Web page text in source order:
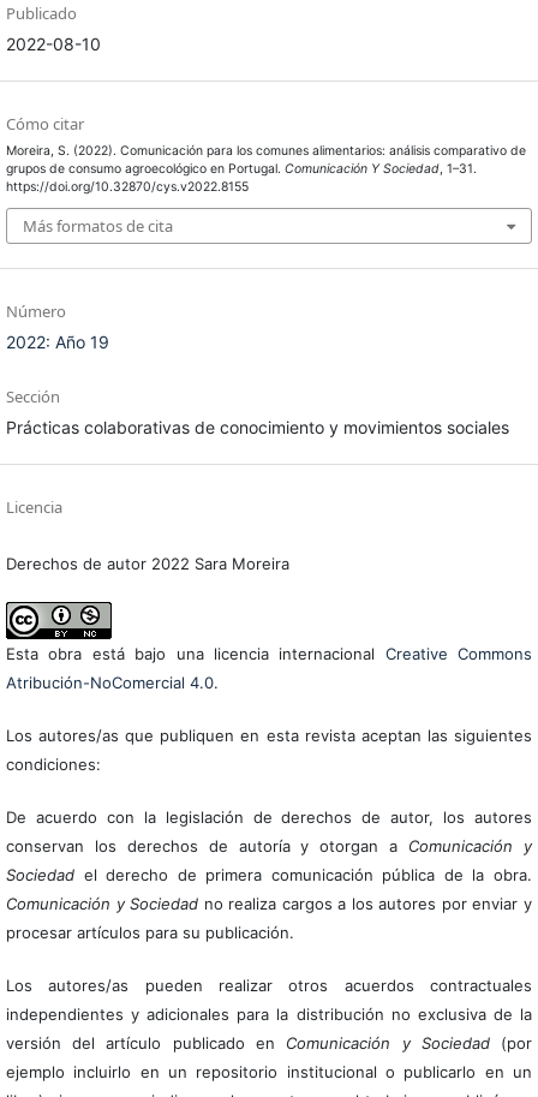
Publicado
2022-08-10
Cómo citar
Moreira, S. (2022). Comunicación para los comunes alimentarios: análisis comparativo de
grupos de consumo agroecológico en Portugal. Comunicación Y Sociedad, 1–31.
https://doi.org/10.32870/cys.v2022.8155
Más formatos de cita
Número
2022: Año 19
Sección
Prácticas colaborativas de conocimiento y movimientos sociales
Licencia
Derechos de autor 2022 Sara Moreira
Esta obra está bajo una licencia internacional Creative Commons
Atribución-NoComercial 4.0.
Los autores/as que publiquen en esta revista aceptan las siguientes
condiciones:
De acuerdo con la legislación de derechos de autor, los autores
conservan los derechos de autoría y otorgan a Comunicación y
Sociedadel derecho de primera comunicación pública de la obra.
Comunicación y Sociedad no realiza cargos a los autores por enviar y
procesar artículos para su publicación.
Los autores/as pueden realizar otros acuerdos contractuales
independientes y adicionales para la distribución no exclusiva de la
versión del artículo publicado en Comunicación y Sociedad(por
ejemplo incluirlo en un repositorio institucional o publicarlo en un